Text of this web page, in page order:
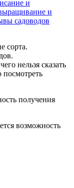
и
и
садоводов
сорта.
нельзя сказать
возможность